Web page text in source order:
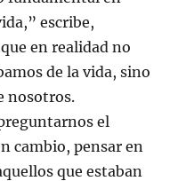
escribe,
en realidad no
de la vida, sino
nosotros.
el
cambio, pensar en
que estaban